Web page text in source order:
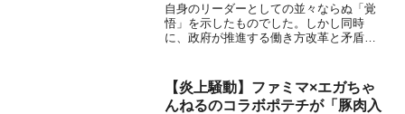
自身のリーダーとしての並々ならぬ「覚
悟」を示したものでした。しかし同時
に、政府が推進する働き方改革と矛盾
呼びました。
【炎上騒動】ファミマ×エガちゃ
んねるのコラボポテチが「豚肉入